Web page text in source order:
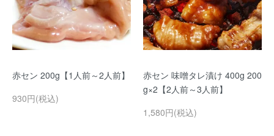
赤セン 200g【1人前～2人前】
930円(税込)
赤セン 味噌タレ漬け 400g 200
g×2【2人前～3人前】
1,580円(税込)